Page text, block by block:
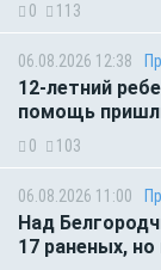
0 113
06.08.2026 12:38
12-летний
помощь
0 103
06.08.2026 11:00
Над
17 раненых, но